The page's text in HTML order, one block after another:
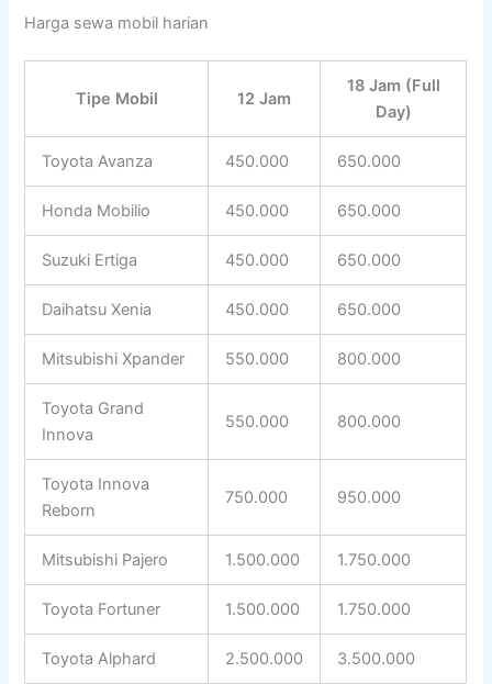
Harga sewa mobil harian
Tipe Mobil 12 Jam
18 Jam (Full
Day)
Toyota Avanza 450.000 650.000
Honda Mobilio 450.000 650.000
Suzuki Ertiga 450.000 650.000
Daihatsu Xenia 450.000 650.000
Mitsubishi Xpander 550.000 800.000
Toyota Grand
Innova
550.000 800.000
Toyota Innova
Reborn
750.000 950.000
Mitsubishi Pajero 1.500.000 1.750.000
Toyota Fortuner 1.500.000 1.750.000
Toyota Alphard 2.500.000 3.500.000